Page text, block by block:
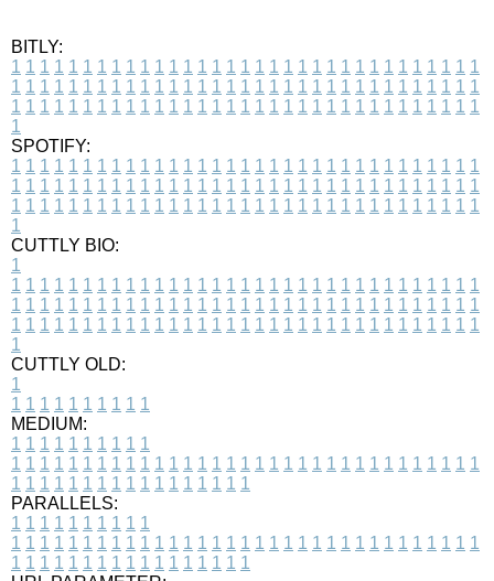
BITLY:
1 1 1 1 1 1 1 1 1 1 1 1 1 1 1 1 1 1 1 1 1 1 1 1 1 1 1 1 1 1 1 1 1
1 1 1 1 1 1 1 1 1 1 1 1 1 1 1 1 1 1 1 1 1 1 1 1 1 1 1 1 1 1 1 1 1
1 1 1 1 1 1 1 1 1 1 1 1 1 1 1 1 1 1 1 1 1 1 1 1 1 1 1 1 1 1 1 1 1
1
SPOTIFY:
1 1 1 1 1 1 1 1 1 1 1 1 1 1 1 1 1 1 1 1 1 1 1 1 1 1 1 1 1 1 1 1 1
1 1 1 1 1 1 1 1 1 1 1 1 1 1 1 1 1 1 1 1 1 1 1 1 1 1 1 1 1 1 1 1 1
1 1 1 1 1 1 1 1 1 1 1 1 1 1 1 1 1 1 1 1 1 1 1 1 1 1 1 1 1 1 1 1 1
1
CUTTLY BIO:
1
1 1 1 1 1 1 1 1 1 1 1 1 1 1 1 1 1 1 1 1 1 1 1 1 1 1 1 1 1 1 1 1 1
1 1 1 1 1 1 1 1 1 1 1 1 1 1 1 1 1 1 1 1 1 1 1 1 1 1 1 1 1 1 1 1 1
1 1 1 1 1 1 1 1 1 1 1 1 1 1 1 1 1 1 1 1 1 1 1 1 1 1 1 1 1 1 1 1 1
1
CUTTLY OLD:
1
1 1 1 1 1 1 1 1 1 1
MEDIUM:
1 1 1 1 1 1 1 1 1 1
1 1 1 1 1 1 1 1 1 1 1 1 1 1 1 1 1 1 1 1 1 1 1 1 1 1 1 1 1 1 1 1 1
1 1 1 1 1 1 1 1 1 1 1 1 1 1 1 1 1
PARALLELS:
1 1 1 1 1 1 1 1 1 1
1 1 1 1 1 1 1 1 1 1 1 1 1 1 1 1 1 1 1 1 1 1 1 1 1 1 1 1 1 1 1 1 1
1 1 1 1 1 1 1 1 1 1 1 1 1 1 1 1 1